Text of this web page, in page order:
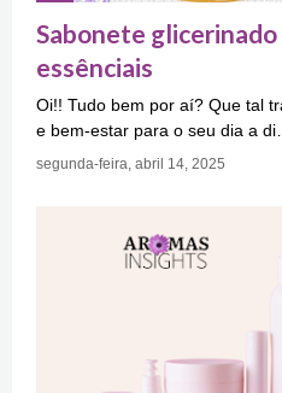
Sabonete glicerinado
essênciais
Oi!! Tudo bem por aí? Que tal
e bem-estar para o seu dia a di…
segunda-feira, abril 14, 2025